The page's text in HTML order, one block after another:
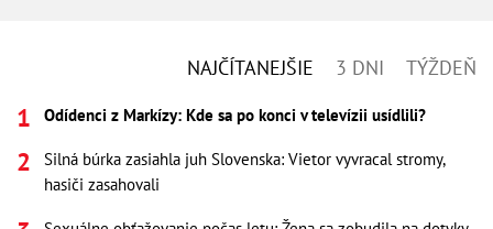
NAJČÍTANEJŠIE 3 DNI TÝŽDEŇ
Odídenci z Markízy: Kde sa po konci v televízii usídlili?
Silná búrka zasiahla juh Slovenska: Vietor vyvracal stromy,
hasiči zasahovali